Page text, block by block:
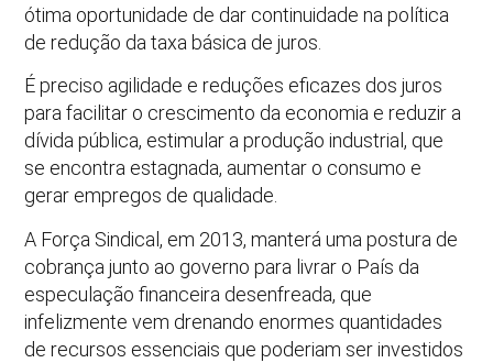
ótima oportunidade de dar continuidade na política
de redução da taxa básica de juros.
É preciso agilidade e reduções eficazes dos juros
para facilitar o crescimento da economia e reduzir a
dívida pública, estimular a produção industrial, que
se encontra estagnada, aumentar o consumo e
gerar empregos de qualidade.
A Força Sindical, em 2013, manterá uma postura de
cobrança junto ao governo para livrar o País da
especulação financeira desenfreada, que
infelizmente vem drenando enormes quantidades
de recursos essenciais que poderiam ser investidos